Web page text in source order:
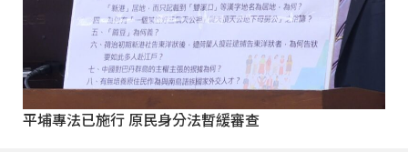
平埔專法已施行 原民身分法暫緩審查